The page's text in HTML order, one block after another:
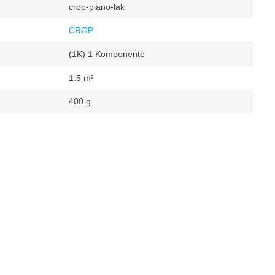
crop-piano-lak
CROP
(1K) 1 Komponente
1.5 m²
400 g